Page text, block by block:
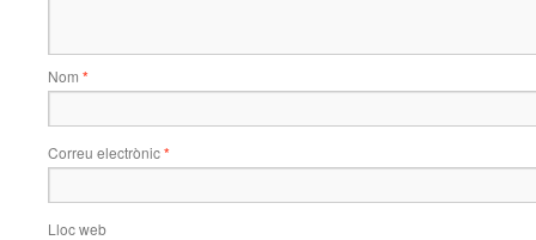
Nom *
Correu electrònic*
Lloc web